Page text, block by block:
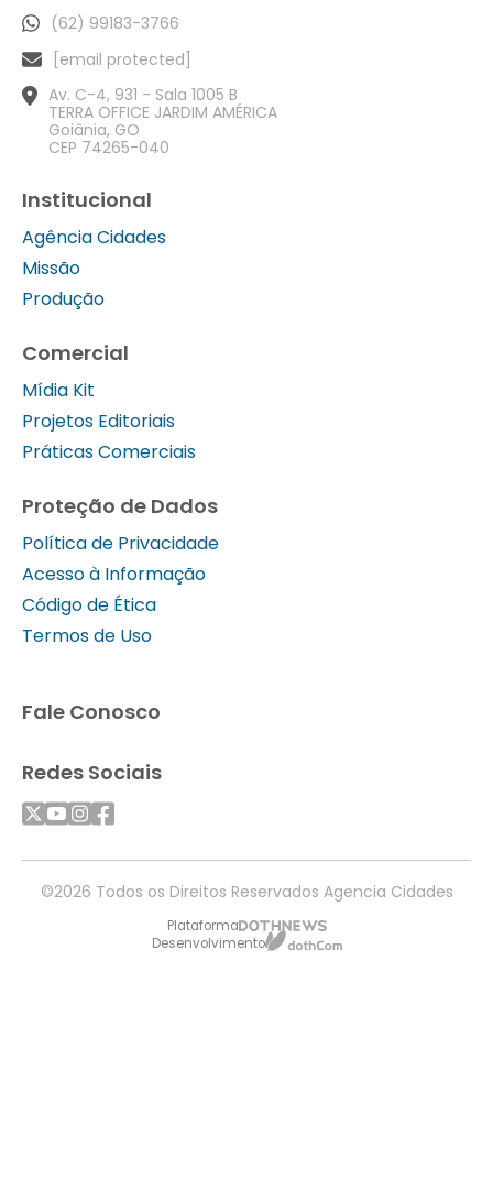
(62) 99183-3766
[email protected]
Av. C-4, 931 - Sala 1005 B
TERRA OFFICE JARDIM AMÉRICA
Goiânia, GO
CEP 74265-040
Institucional
Agência Cidades
Missão
Produção
Comercial
Mídia Kit
Projetos Editoriais
Práticas Comerciais
Proteção de Dados
Política de Privacidade
Acesso à Informação
Código de Ética
Termos de Uso
Fale Conosco
Redes Sociais
©2026 Todos os Direitos Reservados Agencia Cidades
Plataforma
Desenvolvimento